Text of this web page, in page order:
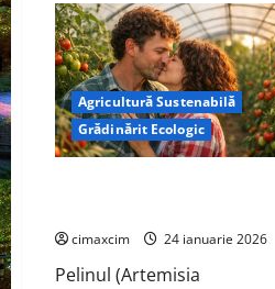
Volvo
EX60
—
vedeta
electrificării
auto
în
2026
Agricultură Sustenabilă
Grădinărit Ecologic
cimaxcim 24 ianuarie 2026
Pelinul (Artemisia